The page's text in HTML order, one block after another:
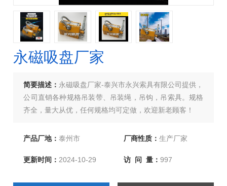
永磁吸盘厂家
简要描述： 永磁吸盘厂家-泰兴市永兴索具有限公司提供，
公司直销各种规格吊装带、吊装绳，吊钩，吊索具。规格
齐全，量大从优，任何规格均可定做，欢迎新老顾客！
产品厂地：泰州市 厂商性质： 生产厂家
更新时间：2024-10-29 访 问 量： 997